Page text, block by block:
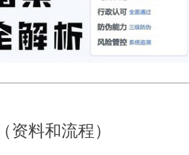
资料和流程）